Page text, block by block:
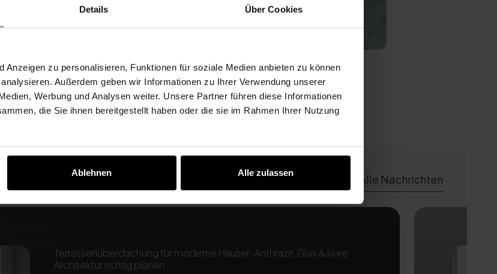
Details Über Cookies
Anzeigen zu personalisieren, Funktionen für soziale Medien anbieten zu können
Außerdem geben wir Informationen zu Ihrer Verwendung unserer
Werbung und Analysen weiter. Unsere Partner führen diese Informationen
die Sie ihnen bereitgestellt haben oder die sie im Rahmen Ihrer Nutzung
Ablehnen Alle zulassen Alle Nachrichten
Terrassenüberdachung für moderne Häuser: Anthrazit, Glas & klare
Architektur richtig planen